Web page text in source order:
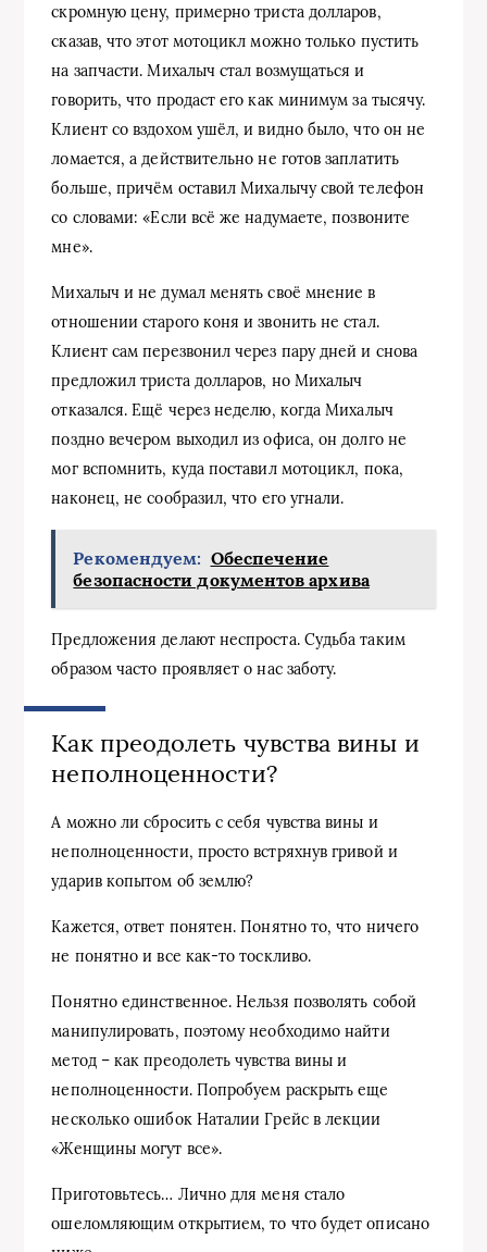
скромную цену, примерно триста долларов,
сказав, что этот мотоцикл можно только пустить
на запчасти. Михалыч стал возмущаться и
говорить, что продаст его как минимум за тысячу.
Клиент со вздохом ушёл, и видно было, что он не
ломается, а действительно не готов заплатить
больше, причём оставил Михалычу свой телефон
со словами: «Если всё же надумаете, позвоните
мне».
Михалыч и не думал менять своё мнение в
отношении старого коня и звонить не стал.
Клиент сам перезвонил через пару дней и снова
предложил триста долларов, но Михалыч
отказался. Ещё через неделю, когда Михалыч
поздно вечером выходил из офиса, он долго не
мог вспомнить, куда поставил мотоцикл, пока,
наконец, не сообразил, что его угнали.
Рекомендуем: Обеспечение
безопасности документов архива
Предложения делают неспроста. Судьба таким
образом часто проявляет о нас заботу.
Как преодолеть чувства вины и
неполноценности?
А можно ли сбросить с себя чувства вины и
неполноценности, просто встряхнув гривой и
ударив копытом об землю?
Кажется, ответ понятен. Понятно то, что ничего
не понятно и все как-то тоскливо.
Понятно единственное. Нельзя позволять собой
манипулировать, поэтому необходимо найти
метод – как преодолеть чувства вины и
неполноценности. Попробуем раскрыть еще
несколько ошибок Наталии Грейс в лекции
«Женщины могут все».
Приготовьтесь… Лично для меня стало
ошеломляющим открытием, то что будет описано